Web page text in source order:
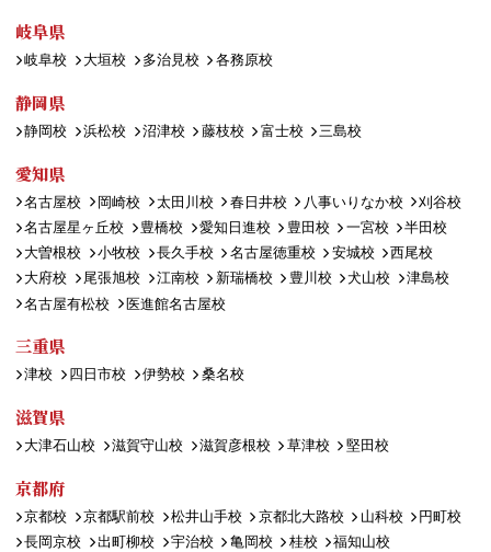
岐阜県
岐阜校 大垣校 多治見校 各務原校
静岡県
静岡校 浜松校 沼津校 藤枝校 富士校 三島校
愛知県
名古屋校 岡崎校 太田川校 春日井校 八事いりなか校
刈谷校
名古屋星ヶ丘校
豊橋校 愛知日進校 豊田校 一宮校
半田校
大曽根校
小牧校 長久手校 名古屋徳重校 安城校
西尾校
大府校
尾張旭校 江南校 新瑞橋校 豊川校 犬山校
津島校
名古屋有松校
医進館名古屋校
三重県
津校 四日市校 伊勢校 桑名校
滋賀県
大津石山校 滋賀守山校 滋賀彦根校 草津校 堅田校
京都府
京都校 京都駅前校 松井山手校 京都北大路校 山科校
円町校
長岡京校
出町柳校 宇治校 亀岡校 桂校 福知山校